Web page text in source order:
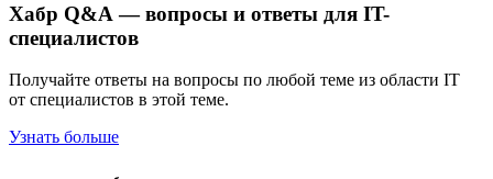
Хабр Q&A — вопросы и ответы для IT-
специалистов
Получайте ответы на вопросы по любой теме из области IT
от специалистов в этой теме.
Узнать больше